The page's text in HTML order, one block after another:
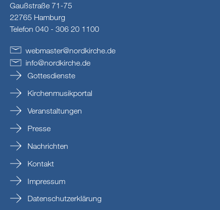
Gaußstraße 71-75
22765 Hamburg
Telefon 040 - 306 20 1100
webmaster@nordkirche de
info@nordkirche.de
Gottesdienste
Kirchenmusikportal
Veranstaltungen
Presse
Nachrichten
Kontakt
Impressum
Datenschutzerklärung